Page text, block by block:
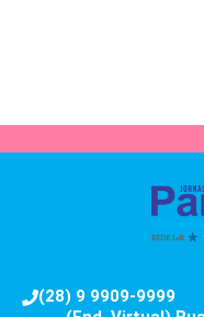
(28) 9 9909-9999